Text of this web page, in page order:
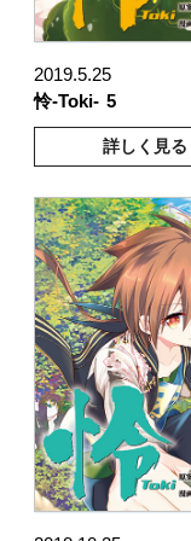
2019.5.25
怜-Toki- 5
詳しく見る